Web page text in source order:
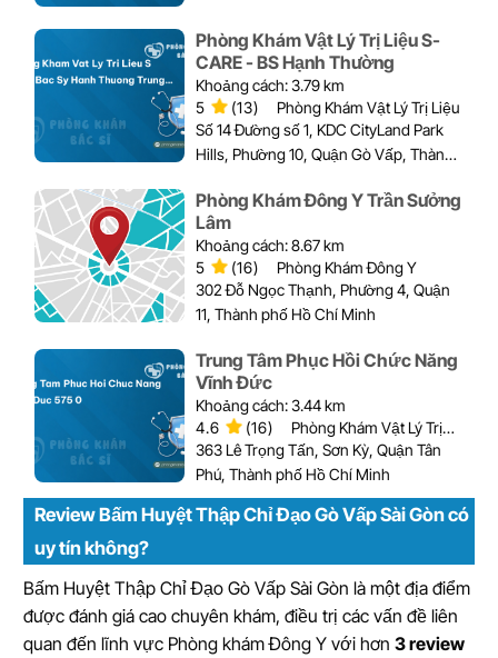
Phòng Khám Vật Lý Trị Liệu S-
CARE - BS Hạnh Thường
Khoảng cách: 3.79 km
5
(13)
Phòng Khám Vật Lý Trị Liệu
Số 14 Đường số 1, KDC CityLand Park
Hills, Phường 10, Quận Gò Vấp, Thành
Phòng Khám Đông Y Trần Sưởng
Lâm
Khoảng cách: 8.67 km
5
(16)
Phòng Khám Đông Y
302 Đỗ Ngọc Thạnh, Phường 4, Quận
11, Thành phố Hồ Chí Minh
Trung Tâm Phục Hồi Chức Năng
Vĩnh Đức
Khoảng cách: 3.44 km
4.6
(16)
Phòng Khám Vật Lý Trị
Liệu
363 Lê Trọng Tấn, Sơn Kỳ, Quận Tân
Phú, Thành phố Hồ Chí Minh
Review Bấm Huyệt Thập Chỉ Đạo Gò Vấp Sài Gòn có
uy tín không?
Bấm Huyệt Thập Chỉ Đạo Gò Vấp Sài Gòn là một địa điểm
được đánh giá cao chuyên khám, điều trị các vấn đề liên
quan đến lĩnh vực Phòng khám Đông Y với hơn 3 review